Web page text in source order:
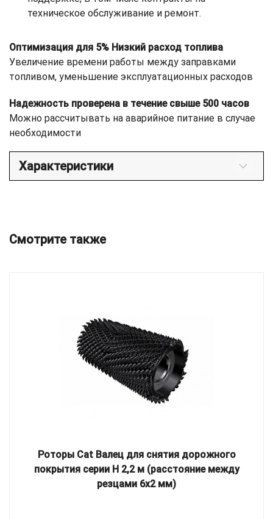
техническое обслуживание и ремонт.
Оптимизация для 5% Низкий расход топлива
Увеличение времени работы между заправками
топливом, уменьшение эксплуатационных расходов
Надежность проверена в течение свыше 500 часов
Можно рассчитывать на аварийное питание в случае
необходимости
Характеристики
Смотрите также
Роторы Cat Валец для снятия дорожного
покрытия серии H 2,2 м (расстояние между
резцами 6х2 мм)